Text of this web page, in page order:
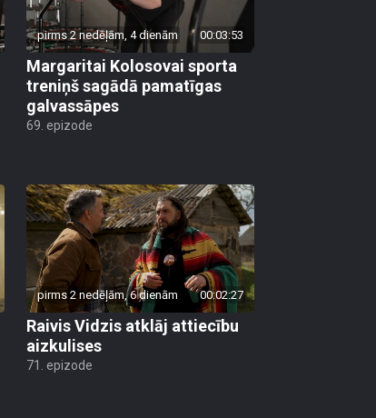
pirms 2 nedēļām, 4 dienām 00:03:53
Margaritai Kolosovai sporta
treniņš sagādā pamatīgas
galvassāpes
69. epizode
pirms 2 nedēļām, 6 dienām 00:02:27
Raivis Vidzis atklāj attiecību
aizkulises
71. epizode